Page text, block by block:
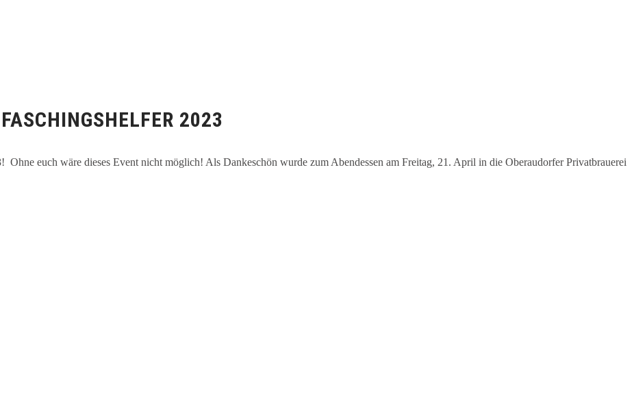
2023
Ohne euch wäre dieses Event nicht möglich! Als Dankeschön wurde zum Abendessen am Freitag, 21. April in die Oberaudorfer Privatbrauerei